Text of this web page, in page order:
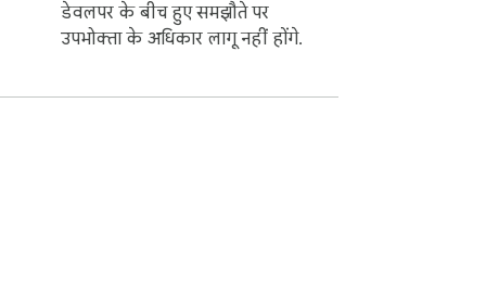
डेवलपर के बीच हुए समझौते पर
उपभोक्ता के अधिकार लागू नहीं होंगे.